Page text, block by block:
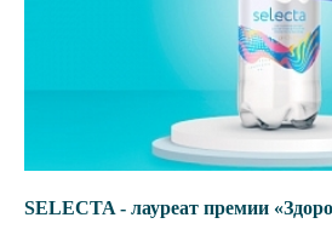
SELECTA - лауреат премии